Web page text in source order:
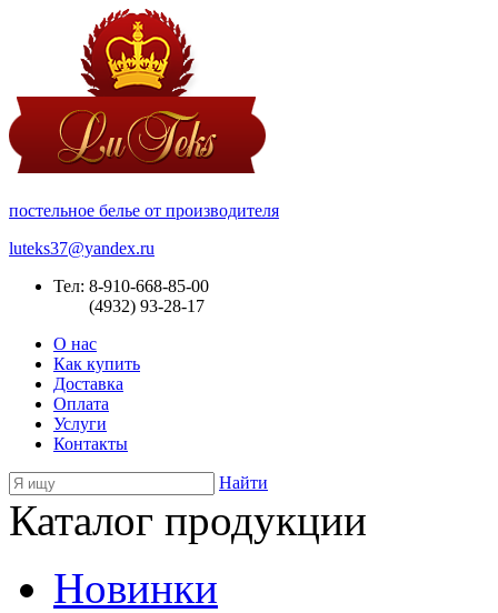
постельное белье от производителя
luteks37@yandex.ru
Тел: 8-910-668-85-00
(4932) 93-28-17
О нас
Как купить
Доставка
Оплата
Услуги
Контакты
Найти
Каталог продукции
Новинки